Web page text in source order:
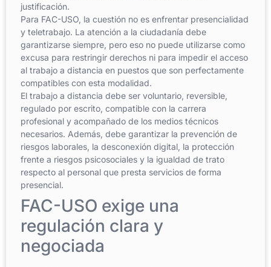
justificación.
Para FAC-USO, la cuestión no es enfrentar presencialidad
y teletrabajo. La atención a la ciudadanía debe
garantizarse siempre, pero eso no puede utilizarse como
excusa para restringir derechos ni para impedir el acceso
al trabajo a distancia en puestos que son perfectamente
compatibles con esta modalidad.
El trabajo a distancia debe ser voluntario, reversible,
regulado por escrito, compatible con la carrera
profesional y acompañado de los medios técnicos
necesarios. Además, debe garantizar la prevención de
riesgos laborales, la desconexión digital, la protección
frente a riesgos psicosociales y la igualdad de trato
respecto al personal que presta servicios de forma
presencial.
FAC-USO exige una
regulación clara y
negociada